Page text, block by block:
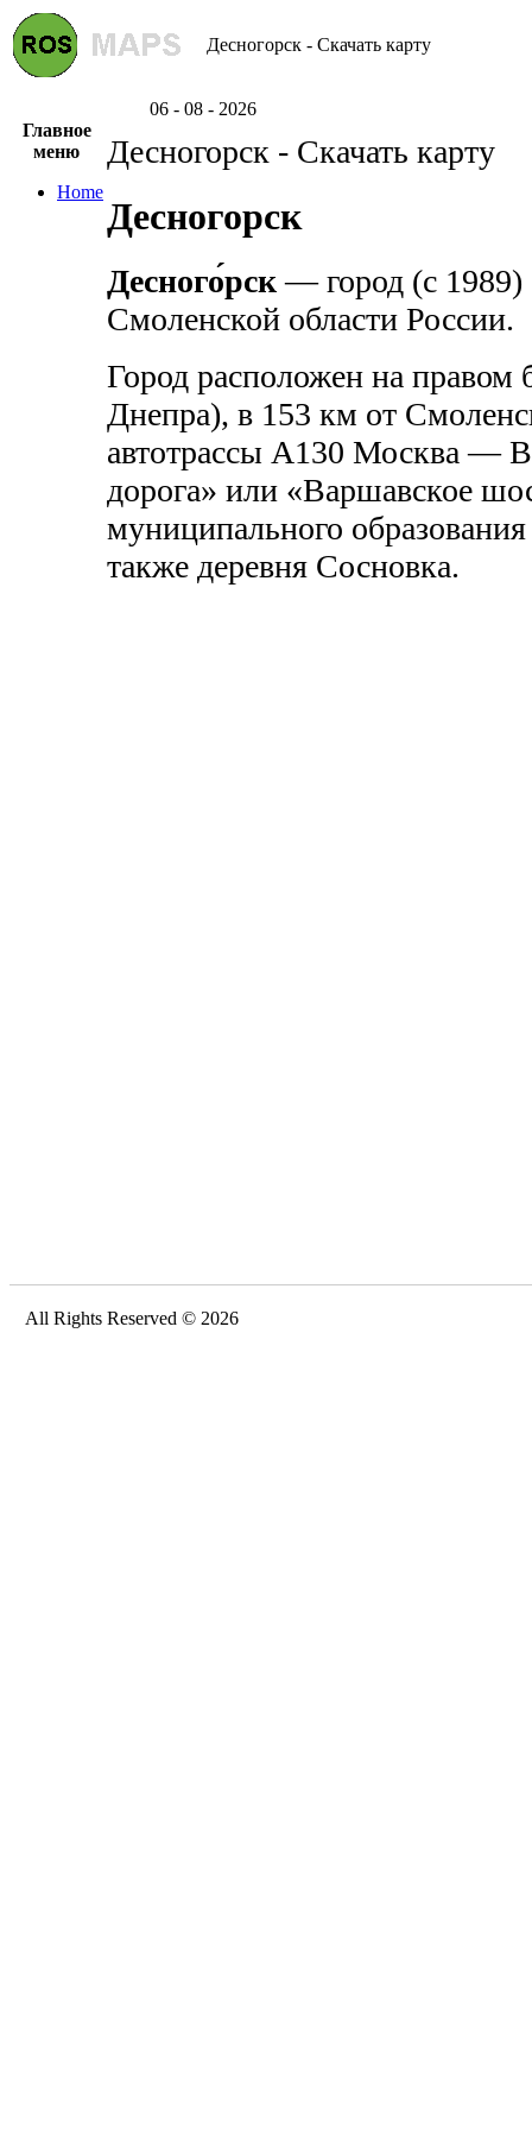
Десногорск - Скачать карту
06 - 08 - 2026
Главное
меню
Home
Десногорск - Скачать карту
Десногорск
Десного́рск — город (с 1989)
Смоленской области России.
Город расположен на правом
Днепра), в 153 км от
автотрассы А130 Москва —
дорога» или «Варшавское
муниципального
также деревня Сосновка.
All Rights Reserved © 2026